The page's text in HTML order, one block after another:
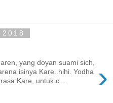
›
yang doyan suami sich,
isinya Kare..hihi. Yodha
Kare, untuk c...